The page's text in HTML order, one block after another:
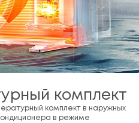
комплект
комплект в наружных
в режиме